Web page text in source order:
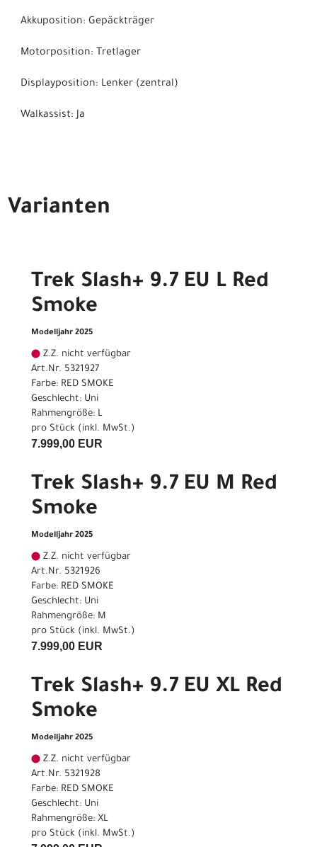
Akkuposition: Gepäckträger
Motorposition: Tretlager
Displayposition: Lenker (zentral)
Walkassist: Ja
Varianten
Trek Slash+ 9.7 EU L Red
Smoke
Modelljahr 2025
Z.Z. nicht verfügbar
Art.Nr. 5321927
Farbe: RED SMOKE
Geschlecht: Uni
Rahmengröße: L
pro Stück (inkl. MwSt.)
7.999,00 EUR
Trek Slash+ 9.7 EU M Red
Smoke
Modelljahr 2025
Z.Z. nicht verfügbar
Art.Nr. 5321926
Farbe: RED SMOKE
Geschlecht: Uni
Rahmengröße: M
pro Stück (inkl. MwSt.)
7.999,00 EUR
Trek Slash+ 9.7 EU XL Red
Smoke
Modelljahr 2025
Z.Z. nicht verfügbar
Art.Nr. 5321928
Farbe: RED SMOKE
Geschlecht: Uni
Rahmengröße: XL
pro Stück (inkl. MwSt.)